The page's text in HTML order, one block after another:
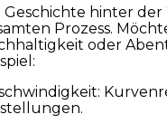
Geschichte hinter
Prozess.
oder